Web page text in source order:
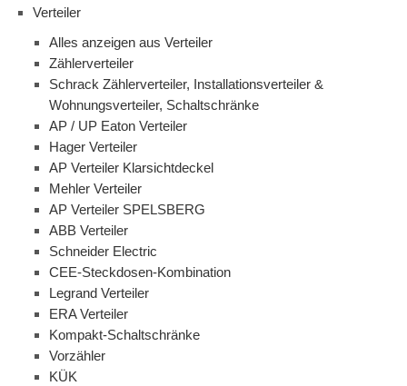
Verteiler
Alles anzeigen aus Verteiler
Zählerverteiler
Schrack Zählerverteiler, Installationsverteiler &
Wohnungsverteiler, Schaltschränke
AP / UP Eaton Verteiler
Hager Verteiler
AP Verteiler Klarsichtdeckel
Mehler Verteiler
AP Verteiler SPELSBERG
ABB Verteiler
Schneider Electric
CEE-Steckdosen-Kombination
Legrand Verteiler
ERA Verteiler
Kompakt-Schaltschränke
Vorzähler
KÜK